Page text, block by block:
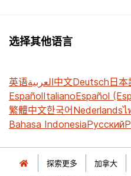
选择其他语言
英语العربية中文Deutsch日本
EspañolItalianoEspañol
繁體中文한국어Nederlandsไ
Bahasa IndonesiaРусский
探索更多 加拿大